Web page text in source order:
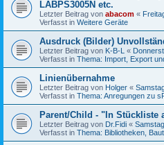
LABPS3005N etc.
Letzter Beitrag von abacom «
Verfasst in Weitere Geräte
Ausdruck (Bilder)
Letzter Beitrag von K-B-L «
Verfasst in Thema: Import, Export
Linienübernahme
Letzter Beitrag von Holger «
Verfasst in Thema: Anregungen zu
Parent/Child - "In Stückliste
Letzter Beitrag von Dr.Fidi «
Verfasst in Thema: Bibliotheken,